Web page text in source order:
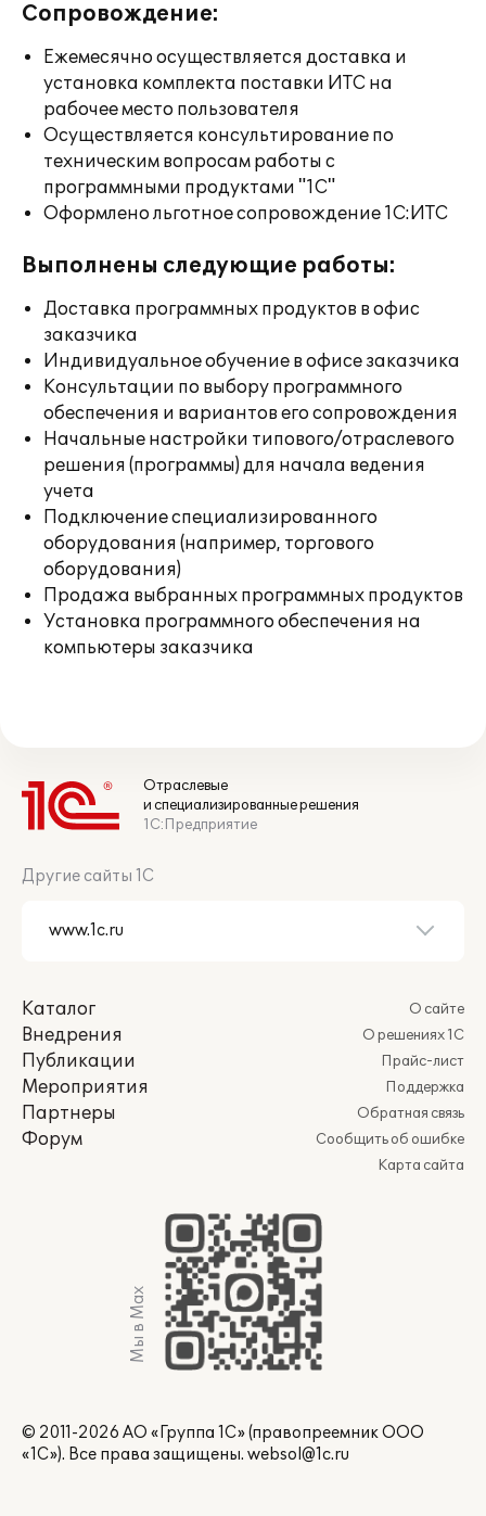
Сопровождение:
Ежемесячно осуществляется доставка и
установка комплекта поставки ИТС на
рабочее место пользователя
Осуществляется консультирование по
техническим вопросам работы с
программными продуктами "1С"
Оформлено льготное сопровождение 1С:ИТС
Выполнены следующие работы:
Доставка программных продуктов в офис
заказчика
Индивидуальное обучение в офисе заказчика
Консультации по выбору программного
обеспечения и вариантов его сопровождения
Начальные настройки типового/отраслевого
решения (программы) для начала ведения
учета
Подключение специализированного
оборудования (например, торгового
оборудования)
Продажа выбранных программных продуктов
Установка программного обеспечения на
компьютеры заказчика
Отраслевые
и специализированные решения
1С:Предприятие
Другие сайты 1С
Каталог
Внедрения
Публикации
Мероприятия
Партнеры
Форум
О сайте
О решениях 1С
Прайс-лист
Поддержка
Обратная связь
Сообщить об ошибке
Карта сайта
Мы в Max
© 2011-2026 АО «Группа 1С» (правопреемник ООО
«1С»). Все права защищены. websol@1c.ru